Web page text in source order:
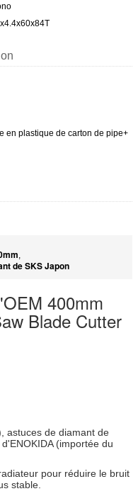
en plastique de carton de pipe+
,
de SKS Japon
400mm
Blade Cutter
astuces de diamant de
(importée du
pour réduire le bruit
stable.